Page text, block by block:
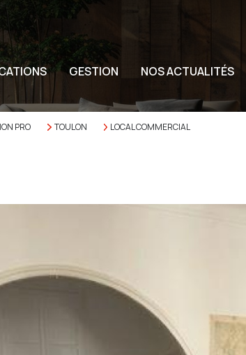
GESTION NOS ACTUALITÉS
PRO TOULON LOCAL COMMERCIAL